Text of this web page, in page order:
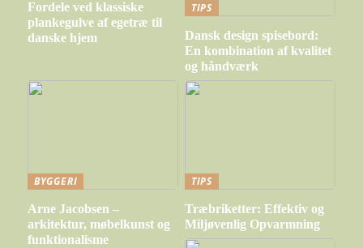
Fordele ved klassiske
plankegulve af egetræ til
danske hjem
TIPS
Dansk design spisebord:
En kombination af kvalitet
og håndværk
BYGGERI
Arne Jacobsen –
arkitektur, møbelkunst og
funktionalisme
TIPS
Træbriketter: Effektiv og
Miljøvenlig Opvarmning